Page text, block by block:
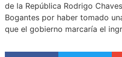
de la República Rodrigo
Bogantes por haber tomado
que el gobierno marcaría el